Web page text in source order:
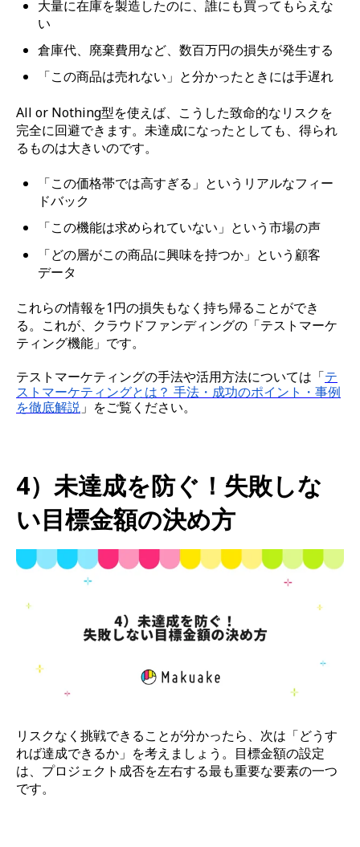
大量に在庫を製造したのに、誰にも買ってもらえな
い
倉庫代、廃棄費用など、数百万円の損失が発生する
「この商品は売れない」と分かったときには手遅れ
All or Nothing型を使えば、こうした致命的なリスクを
完全に回避できます。未達成になったとしても、得られ
るものは大きいのです。
「この価格帯では高すぎる」というリアルなフィー
ドバック
「この機能は求められていない」という市場の声
「どの層がこの商品に興味を持つか」という顧客
データ
これらの情報を1円の損失もなく持ち帰ることができ
る。これが、クラウドファンディングの「テストマーケ
ティング機能」です。
テストマーケティングの手法や活用方法については「テ
ストマーケティングとは？ 手法・成功のポイント・事例
を徹底解説 」をご覧ください。
4）未達成を防ぐ！失敗しな
い目標金額の決め方
リスクなく挑戦できることが分かったら、次は「どうす
れば達成できるか」を考えましょう。目標金額の設定
は、プロジェクト成否を左右する最も重要な要素の一つ
です。